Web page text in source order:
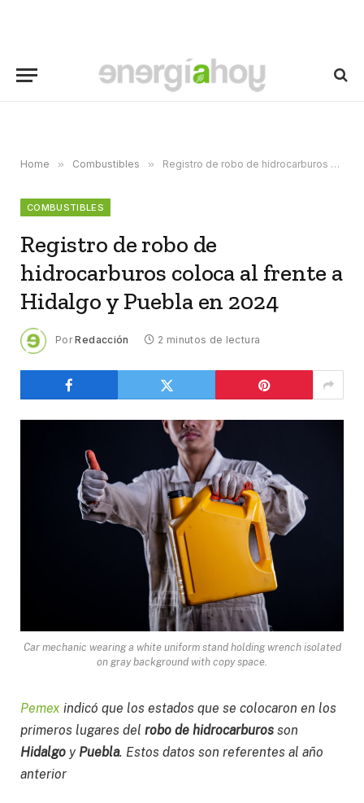
Home » Combustibles » Registro de robo de hidrocarburos coloca al frente a Hidalgo y Puebla en 2024
COMBUSTIBLES
Registro de robo de
hidrocarburos coloca al frente a
Hidalgo y Puebla en 2024
Por Redacción 2 minutos de lectura
Car mechanic wearing a white uniform stand holding wrench isolated
on gray background with copy space.
Pemex indicó que los estados que se colocaron en los
primeros lugares del robo de hidrocarburos son
Hidalgo y Puebla. Estos datos son referentes al año
anterior